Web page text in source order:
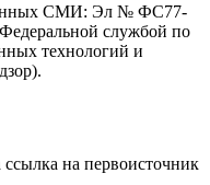
СМИ: Эл № ФС77-
службой по
технологий и
на первоисточник